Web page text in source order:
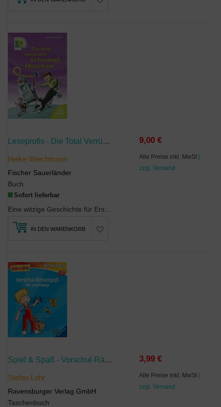
Leseprofis - Die Total Verrückte Schrumpf-Maschine
Heike Wiechmann
Fischer Sauerländer
Buch
Sofort lieferbar
9,00 €
Alle Preise inkl. MwSt |
zzgl. Versand
IN DEN WARENKORB
Spiel & Spaß - Vorschul-Rätselspaß Für Unterwegs
Stefan Lohr
Ravensburger Verlag GmbH
Taschenbuch
3,99 €
Alle Preise inkl. MwSt |
zzgl. Versand